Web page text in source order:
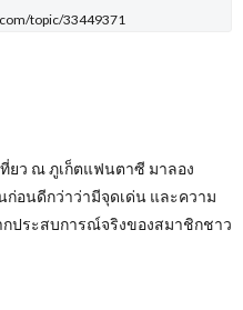
topic/33449371
ยว ณ ภูเก็ตแฟนตาซี มาลอง
อนดีกว่าว่ามีจุดเด่น และความ
กประสบการณ์จริงของสมาชิกชาว